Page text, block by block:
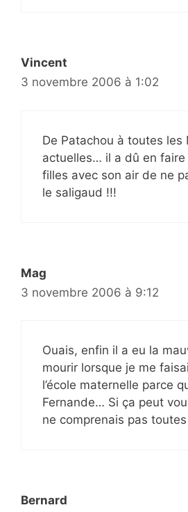
Vincent
3 novembre 2006 à 1:02
De Patachou à toutes les
actuelles… il a dû en
filles avec son air de ne
le saligaud !!!
Mag
3 novembre 2006 à 9:12
Ouais, enfin il a eu la
mourir lorsque je me
l’école maternelle parce
Fernande… Si ça peut
ne comprenais pas
Bernard